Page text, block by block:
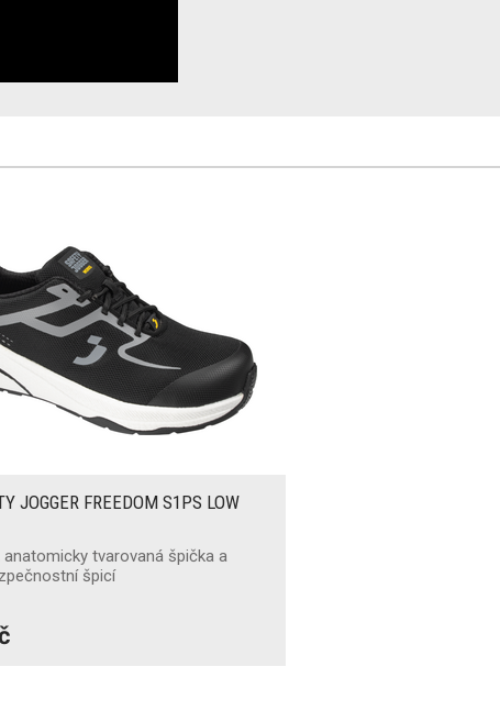
JOGGER FREEDOM S1PS LOW
anatomicky tvarovaná špička a
špicí